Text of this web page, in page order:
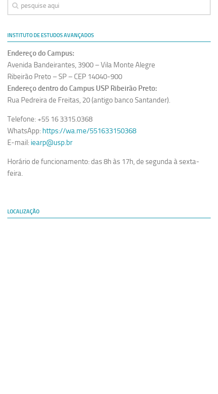
Newsletter
INSTITUTO DE ESTUDOS AVANÇADOS
Endereço do Campus:
Avenida Bandeirantes, 3900 – Vila Monte Alegre
Ribeirão Preto – SP – CEP 14040-900
Endereço dentro do Campus USP Ribeirão Preto:
Rua Pedreira de Freitas, 20 (antigo banco Santander).
Telefone: +55 16 3315.0368
WhatsApp: https://wa.me/551633150368
E-mail: iearp@usp.br
Horário de funcionamento: das 8h às 17h, de segunda à sexta-
feira.
LOCALIZAÇÃO